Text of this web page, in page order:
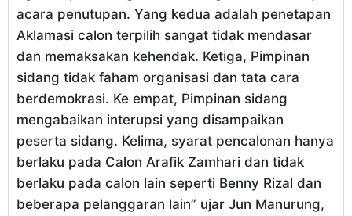
acara penutupan. Yang kedua adalah penetapan
Aklamasi calon terpilih sangat tidak mendasar
dan memaksakan kehendak. Ketiga, Pimpinan
sidang tidak faham organisasi dan tata cara
berdemokrasi. Ke empat, Pimpinan sidang
mengabaikan interupsi yang disampaikan
peserta sidang. Kelima, syarat pencalonan hanya
berlaku pada Calon Arafik Zamhari dan tidak
berlaku pada calon lain seperti Benny Rizal dan
beberapa pelanggaran lain” ujar Jun Manurung,